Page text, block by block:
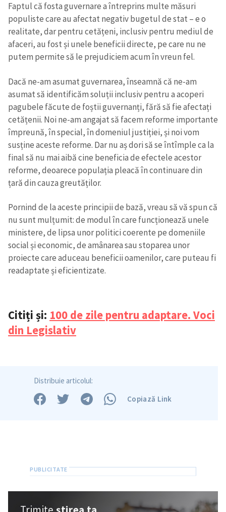
Trimite o informație
Despre ZdG
Faptul că fosta guvernare a întreprins multe măsuri
populiste care au afectat negativ bugetul de stat – e o
realitate, dar pentru cetățeni, inclusiv pentru mediul de
afaceri, au fost și unele beneficii directe, pe care nu ne
putem permite să le prejudiciem acum în vreun fel.
Dacă ne-am asumat guvernarea, înseamnă că ne-am
asumat să identificăm soluții inclusiv pentru a acoperi
pagubele făcute de foștii guvernanți, fără să fie afectați
cetățenii. Noi ne-am angajat să facem reforme importante
împreună, în special, în domeniul justiției, și noi vom
susține aceste reforme. Dar nu aș dori să se întîmple ca la
final să nu mai aibă cine beneficia de efectele acestor
reforme, deoarece populația pleacă în continuare din
țară din cauza greutăților.
Pornind de la aceste principii de bază, vreau să vă spun că
nu sunt mulțumit: de modul în care funcționează unele
ministere, de lipsa unor politici coerente pe domeniile
social și economic, de amânarea sau stoparea unor
proiecte care aduceau beneficii oamenilor, care puteau fi
readaptate și eficientizate.
Citiți și: 100 de zile pentru adaptare. Voci
din Legislativ
Distribuie articolul:
Copiază Link